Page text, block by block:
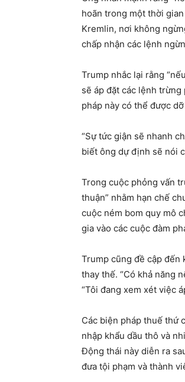
hoãn trong một thời
Kremlin, nơi không
chấp nhận các lệnh
Trump nhắc lại rằng
sẽ áp đặt các lệnh trừng
pháp này có thể được
“Sự tức giận sẽ nhanh
biết ông dự định sẽ nói
Trong cuộc phỏng vấn
thuận” nhằm hạn chế
cuộc ném bom quy mô
gia vào các cuộc đàm
Trump cũng đề cập đến
thay thế. “Có khả năng
“Tôi đang xem xét việc
Các biện pháp thuế thứ
nhập khẩu dầu thô và
Động thái này diễn ra
đưa tội phạm và thành